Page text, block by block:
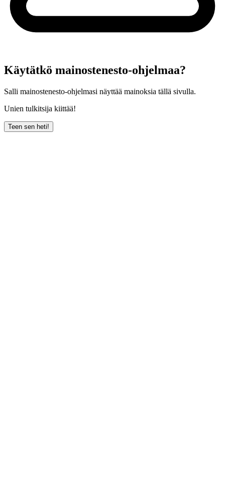
Käytätkö mainostenesto-ohjelmaa?
Salli mainostenesto-ohjelmasi näyttää mainoksia tällä sivulla.
Unien tulkitsija kiittää!
Teen sen heti!